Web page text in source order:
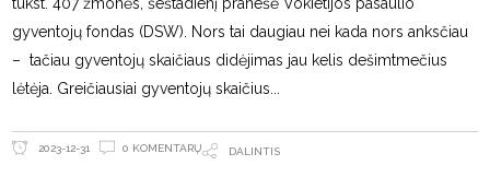
gyventojų fondas (DSW). Nors tai daugiau nei kada nors anksčiau
– tačiau gyventojų skaičiaus didėjimas jau kelis dešimtmečius
lėtėja. Greičiausiai gyventojų skaičius
2023-12-31 0 KOMENTARŲ DALINTIS